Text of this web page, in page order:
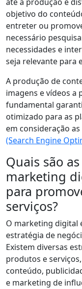
objetivo do
entreter ou
necessário
necessidades e
seja relevante para
A produção de
imagens e vídeos a
fundamental
otimizado para as
em consideração
(Search Engine
Quais são
marketing
para
serviços?
O marketing digital
estratégia de
Existem diversas
produtos e
conteúdo,
e marketing de